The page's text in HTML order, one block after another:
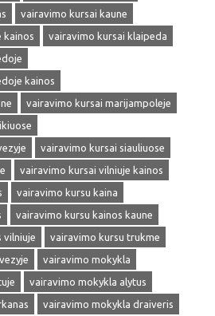
vairavimo kursai kaune
kainos
vairavimo kursai klaipeda
kainos
vairavimo kursai marijampoleje
vairavimo kursai siauliuose
vairavimo kursai vilniuje kainos
vairavimo kursu kaina
vairavimo kursu kainos kaune
vilniuje
vairavimo kursu trukme
vairavimo mokykla
vairavimo mokykla alytus
vairavimo mokykla draiveris